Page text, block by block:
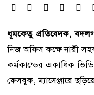
ধূমকেতু প্রতিবেদক,
নিজ অফিস কক্ষে নারী
কর্মকান্ডের একাধিক
ফেসবুক, ম্যাসেঞ্জারে